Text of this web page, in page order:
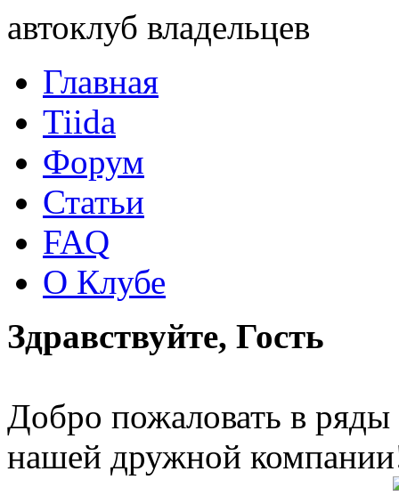
автоклуб владельцев
Главная
Tiida
Форум
Статьи
FAQ
О Клубе
Здравствуйте, Гость
Добро пожаловать в ряды
нашей дружной